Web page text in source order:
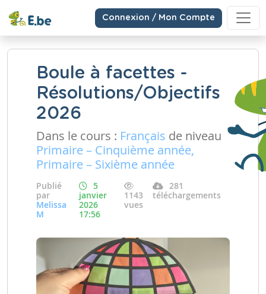
Connexion / Mon Compte
Boule à facettes -
Résolutions/Objectifs
2026
Dans le cours : Français de niveau
Primaire – Cinquième année,
Primaire – Sixième année
Publié
par
Melissa
M
5
janvier
2026
17:56
1143
vues
281
téléchargements